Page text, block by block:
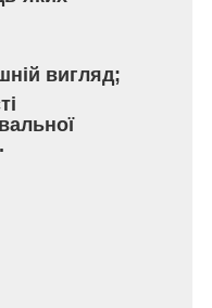
вигляд;